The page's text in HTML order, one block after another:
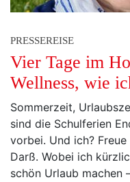
PRESSEREISE
Vier Tage im
Wellness, wie
Sommerzeit,
sind die Schulferien
vorbei. Und ich? Freue
Darß. Wobei ich
schön Urlaub machen